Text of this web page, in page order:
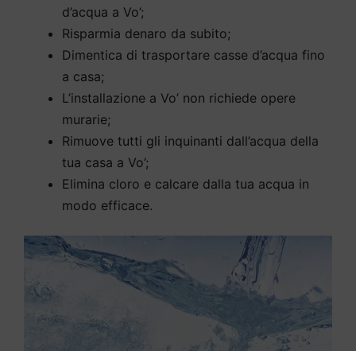
d’acqua a Vo’;
Risparmia denaro da subito;
Dimentica di trasportare casse d’acqua fino
a casa;
L’installazione a Vo’ non richiede opere
murarie;
Rimuove tutti gli inquinanti dall’acqua della
tua casa a Vo’;
Elimina cloro e calcare dalla tua acqua in
modo efficace.